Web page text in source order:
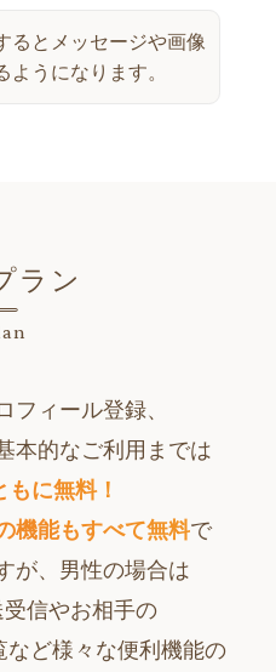
るとメッセージや画像
うになります。
ラン
ィール登録、
本的なご利用までは
に無料！
機能もすべて無料で
が、男性の場合は
信やお相手の
ど様々な便利機能の